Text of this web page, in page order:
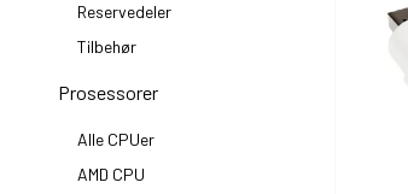
Reservedeler
Tilbehør
Prosessorer
Alle CPUer
AMD CPU